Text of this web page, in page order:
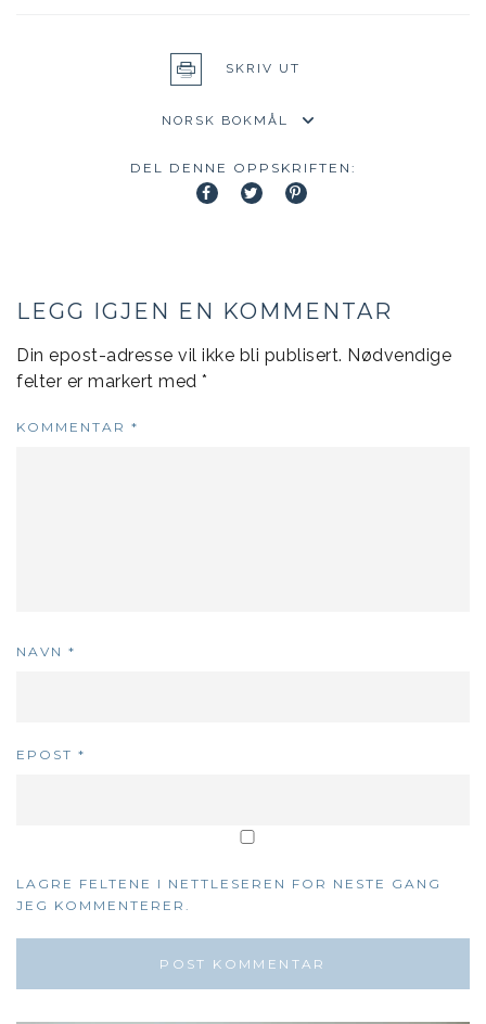
SKRIV UT
DEL DENNE OPPSKRIFTEN:
LEGG IGJEN EN KOMMENTAR
Din epost-adresse vil ikke bli publisert. Nødvendige
felter er markert med *
KOMMENTAR *
NAVN *
EPOST *
LAGRE FELTENE I NETTLESEREN FOR NESTE GANG
JEG KOMMENTERER.